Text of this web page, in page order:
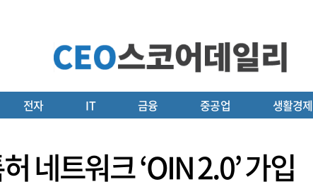
전자 IT 금융 중공업 생활경제
네트워크 ‘OIN 2.0’ 가입